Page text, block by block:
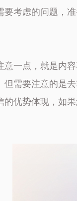
要考虑的问题，
意一点，就是内
需要注意的是
的优势体现，如